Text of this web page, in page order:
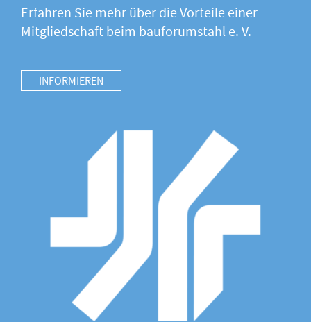
Erfahren Sie mehr über die Vorteile einer
Mitgliedschaft beim bauforumstahl e. V.
INFORMIEREN